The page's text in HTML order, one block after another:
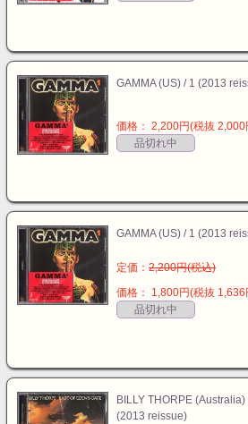
GAMMA (US) / 1 (2013
価格： 2,200円(税抜 2,000
品切れ中
GAMMA (US) / 1 (2013
定価： 2,200円(税込)
価格： 1,800円(税抜 1,636
品切れ中
BILLY THORPE
(2013 reissue)